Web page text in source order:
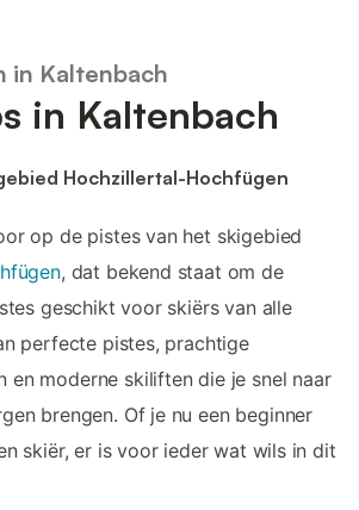
in Kaltenbach
in Kaltenbach
Hochzillertal-Hochfügen
op de pistes van het skigebied
, dat bekend staat om de
geschikt voor skiërs van alle
perfecte pistes, prachtige
en moderne skiliften die je snel naar
brengen. Of je nu een beginner
skiër, er is voor ieder wat wils in dit